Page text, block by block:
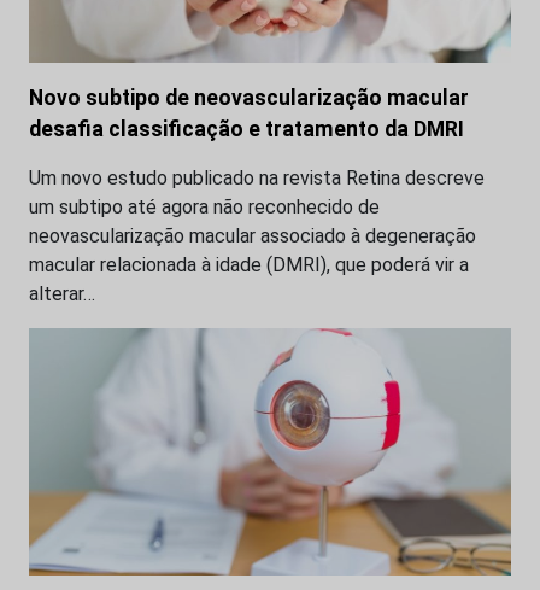
Novo subtipo de neovascularização macular
desafia classificação e tratamento da DMRI
Um novo estudo publicado na revista Retina descreve
um subtipo até agora não reconhecido de
neovascularização macular associado à degeneração
macular relacionada à idade (DMRI), que poderá vir a
alterar…